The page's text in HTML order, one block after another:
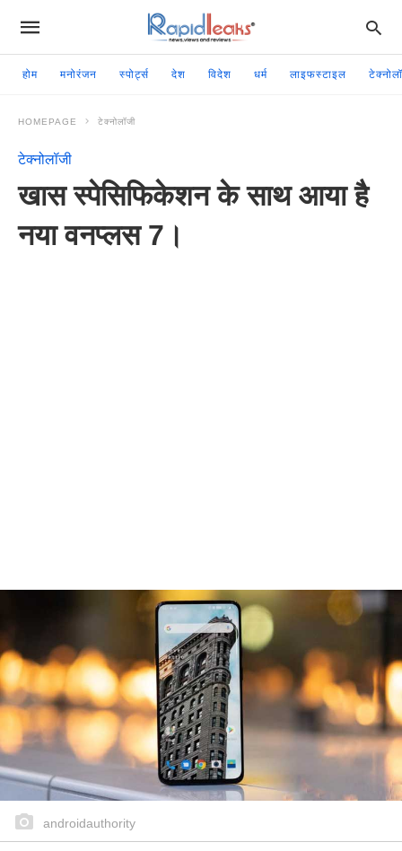
होम मनोरंजन स्पोर्ट्स देश विदेश धर्म लाइफस्टाइल
HOMEPAGE टेक्नोलॉजी
टेक्नोलॉजी
खास स्पेसिफिकेशन के साथ आया है
नया वनप्लस 7।
androidauthority